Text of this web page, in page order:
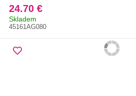
24.70 €
Skladem
45161AG080